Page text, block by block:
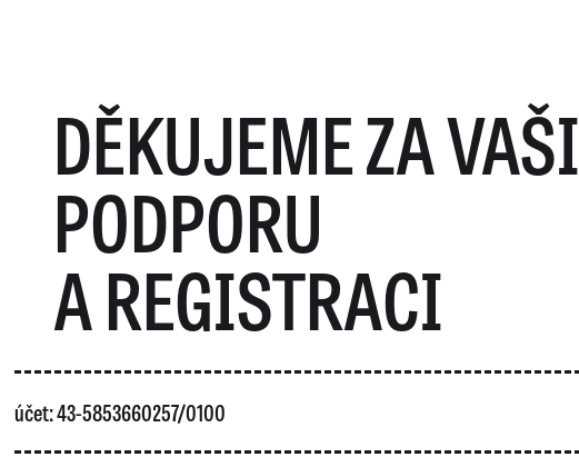
DĚKUJEME ZA VAŠI
PODPORU
A REGISTRACI
účet: 43-5853660257/0100